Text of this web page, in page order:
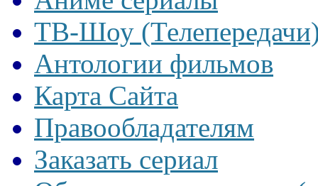
ТВ-Шоу
Антологии фильмов
Карта Сайта
Правообладателям
Заказать сериал